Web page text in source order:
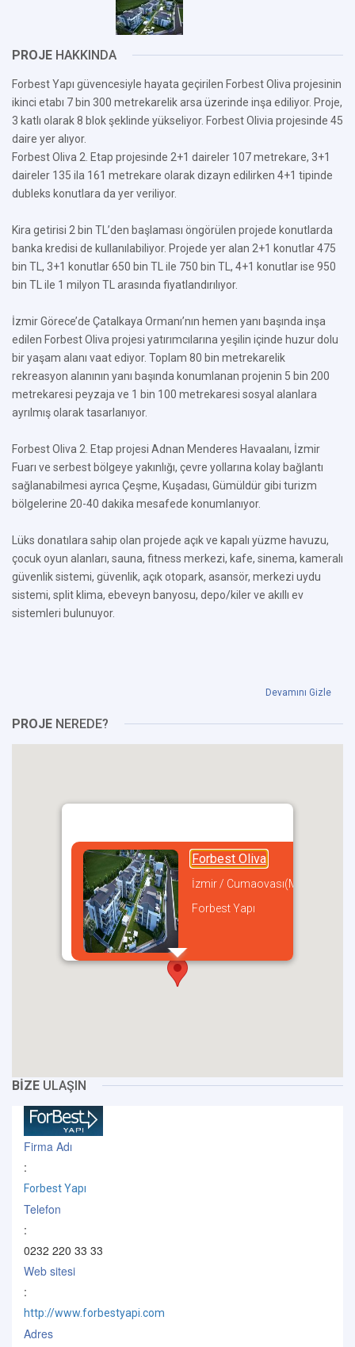
PROJE HAKKINDA
Forbest Yapı güvencesiyle hayata geçirilen Forbest Oliva projesinin
ikinci etabı 7 bin 300 metrekarelik arsa üzerinde inşa ediliyor. Proje,
3 katlı olarak 8 blok şeklinde yükseliyor. Forbest Olivia projesinde 45
daire yer alıyor.
Forbest Oliva 2. Etap projesinde 2+1 daireler 107 metrekare, 3+1
daireler 135 ila 161 metrekare olarak dizayn edilirken 4+1 tipinde
dubleks konutlara da yer veriliyor.
Kira getirisi 2 bin TL’den başlaması öngörülen projede konutlarda
banka kredisi de kullanılabiliyor. Projede yer alan 2+1 konutlar 475
bin TL, 3+1 konutlar 650 bin TL ile 750 bin TL, 4+1 konutlar ise 950
bin TL ile 1 milyon TL arasında fiyatlandırılıyor.
İzmir Görece’de Çatalkaya Ormanı’nın hemen yanı başında inşa
edilen Forbest Oliva projesi yatırımcılarına yeşilin içinde huzur dolu
bir yaşam alanı vaat ediyor. Toplam 80 bin metrekarelik
rekreasyon alanının yanı başında konumlanan projenin 5 bin 200
metrekaresi peyzaja ve 1 bin 100 metrekaresi sosyal alanlara
ayrılmış olarak tasarlanıyor.
Forbest Oliva 2. Etap projesi Adnan Menderes Havaalanı, İzmir
Fuarı ve serbest bölgeye yakınlığı, çevre yollarına kolay bağlantı
sağlanabilmesi ayrıca Çeşme, Kuşadası, Gümüldür gibi turizm
bölgelerine 20-40 dakika mesafede konumlanıyor.
Lüks donatılara sahip olan projede açık ve kapalı yüzme havuzu,
çocuk oyun alanları, sauna, fitness merkezi, kafe, sinema, kameralı
güvenlik sistemi, güvenlik, açık otopark, asansör, merkezi uydu
sistemi, split klima, ebeveyn banyosu, depo/kiler ve akıllı ev
sistemleri bulunuyor.
Devamını Gizle
PROJE NEREDE?
Forbest Oliva
İzmir / Cumaovası(Menderes)
Forbest Yapı
BİZE ULAŞIN
Firma Adı
:
Forbest Yapı
Telefon
:
0232 220 33 33
Web sitesi
:
http://www.forbestyapi.com
Adres